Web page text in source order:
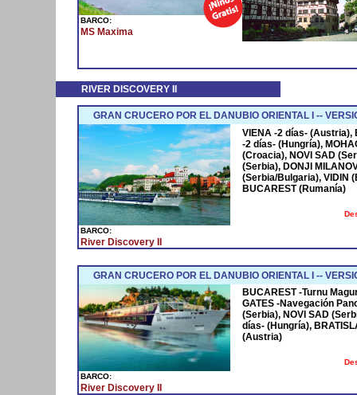
BARCO:
MS Maxima
RIVER DISCOVERY II
GRAN CRUCERO POR EL DANUBIO ORIENTAL I --
BARCO:
River Discovery II
VIENA -2 días- (Austria),
-2 días- (Hungría),
(Croacia), NOVI SAD
(Serbia), DONJI
(Serbia/Bulgaria), VIDIN
BUCAREST (Rumanía)
GRAN CRUCERO POR EL DANUBIO ORIENTAL I --
BARCO:
River Discovery II
BUCAREST -Turnu
GATES -Navegación
(Serbia), NOVI SAD
días- (Hungría),
(Austria)